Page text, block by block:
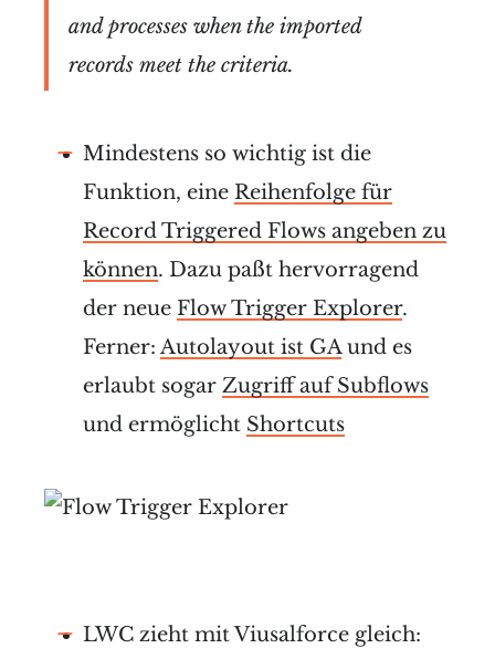
and processes when the imported
records meet the criteria.
Mindestens so wichtig ist die
Funktion, eine Reihenfolge für
Record Triggered Flows angeben zu
können. Dazu paßt hervorragend
der neue Flow Trigger Explorer.
Ferner: Autolayout ist GAund es
erlaubt sogar Zugriff auf Subflows
und ermöglicht Shortcuts
LWC zieht mit Viusalforce gleich: